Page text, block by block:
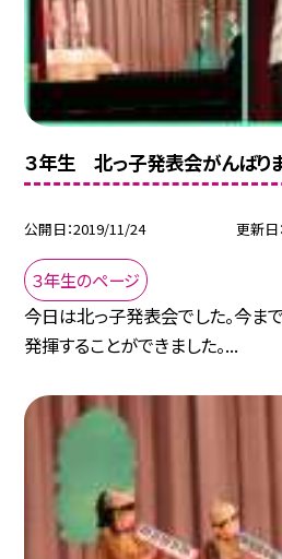
３年生 北っ子発表会がんばりま
公開日 2019/11/24 更新日
３年生のページ
今日は北っ子発表会でした。今ま
発揮することができました。...